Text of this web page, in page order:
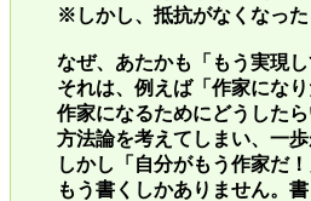
※しかし、抵抗がなくなった
なぜ、あたかも「もう実現し
それは、例えば「作家になり
作家になるためにどうしたら
方法論を考えてしまい、一歩
しかし「自分がもう作家だ！
もう書くしかありません。書